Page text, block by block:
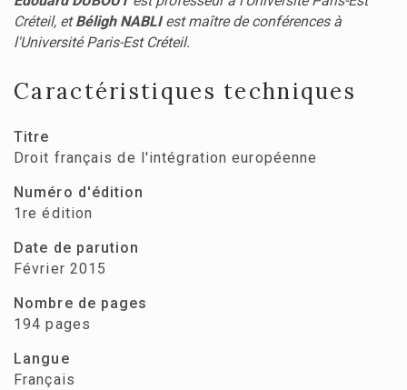
Créteil, etBéligh NABLIest maître de conférences à
l'Université Paris-Est Créteil.
Caractéristiques techniques
Titre
Droit français de l'intégration européenne
Numéro d'édition
1re édition
Date de parution
Février 2015
Nombre de pages
194 pages
Langue
Français